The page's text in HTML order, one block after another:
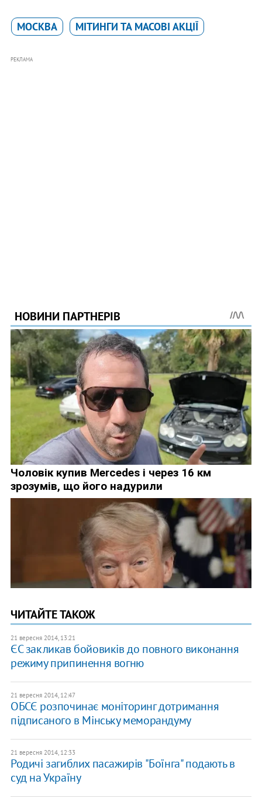
МОСКВА МІТИНГИ ТА МАСОВІ АКЦІЇ
РЕКЛАМА
ЧИТАЙТЕ ТАКОЖ
21 вересня 2014, 13:21
ЄС закликав бойовиків до повного виконання
режиму припинення вогню
21 вересня 2014, 12:47
ОБСЄ розпочинає моніторинг дотримання
підписаного в Мінську меморандуму
21 вересня 2014, 12:33
Родичі загиблих пасажирів "Боїнга" подають в
суд на Україну